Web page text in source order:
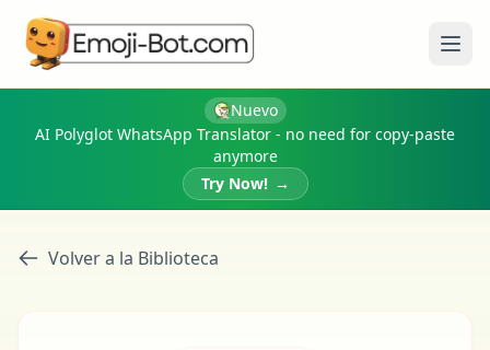
Nuevo
AI Polyglot WhatsApp Translator - no need for copy-paste
anymore
Try Now! →
Volver a la Biblioteca